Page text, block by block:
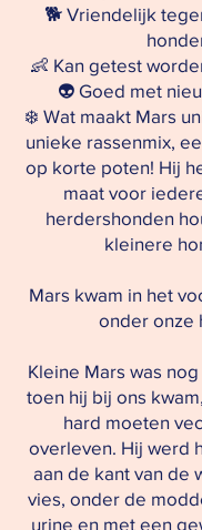
🐕 Vriendelijk
👶 Kan getest
👽 Goed met
❄️ Wat maakt Mars
unieke rassenmix,
op korte poten! Hij
maat voor
herdershonden
kleinere
Mars kwam in het
onder onze
Kleine Mars was
toen hij bij ons
hard moeten
overleven. Hij werd
aan de kant van de
vies, onder de
urine en met een